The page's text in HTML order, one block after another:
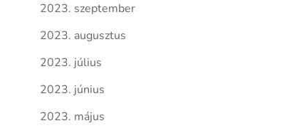
2023. szeptember
2023. augusztus
2023. július
2023. június
2023. május